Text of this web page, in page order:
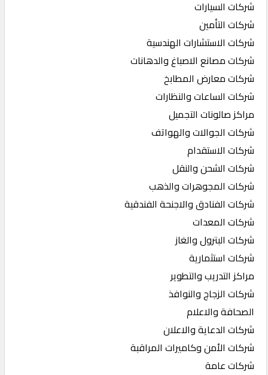
شركات السيارات
شركات التأمين
شركات الاستشارات الهندسية
شركات مصانع الاصباغ والدهانات
شركات معارض المطابخ
شركات الساعات والنظارات
مراكز صالونات التجميل
شركات الجوالات والهواتف
شركات الاستقدام
شركات الشحن والنقل
شركات المجوهرات والذهب
شركات الفنادق والاجنحة الفندقية
شركات المعدات
شركات البترول والغاز
شركات استثمارية
مراكز التدريب والتطوير
شركات الزجاج والنوافذ
الصحافة والاعلام
شركات الدعاية والاعلان
شركات الأمن وكاميرات المراقبة
شركات عامة